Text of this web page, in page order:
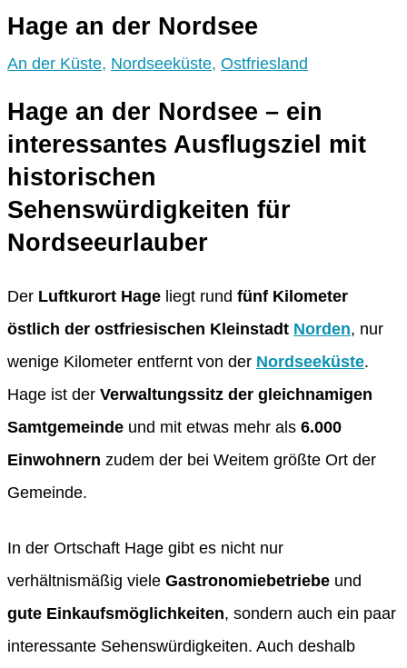
Hage an der Nordsee
An der Küste, Nordseeküste, Ostfriesland
Hage an der Nordsee – ein
interessantes Ausflugsziel mit
historischen
Sehenswürdigkeiten für
Nordseeurlauber
Der Luftkurort Hage liegt rund fünf Kilometer
östlich der ostfriesischen Kleinstadt Norden, nur
wenige Kilometer entfernt von der Nordseeküste.
Hage ist der Verwaltungssitz der gleichnamigen
Samtgemeinde und mit etwas mehr als 6.000
Einwohnern zudem der bei Weitem größte Ort der
Gemeinde.
In der Ortschaft Hage gibt es nicht nur
verhältnismäßig viele Gastronomiebetriebe und
gute Einkaufsmöglichkeiten, sondern auch ein paar
interessante Sehenswürdigkeiten. Auch deshalb